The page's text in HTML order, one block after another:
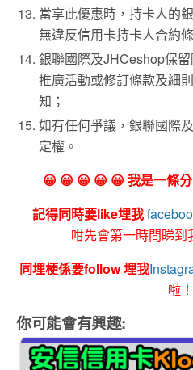
當享此優惠時，持卡人的
無違反信用卡持卡人合約
銀聯國際及JHCeshop保
推廣活動或修訂條款及細
知；
如有任何爭議，銀聯國際
定權。
😀 😀 😀 😀 😀 我是一條
記得同時要like埋我
咁先會第一時間睇到
同埋梗係要follow 埋我
啦！
你可能會有興趣: